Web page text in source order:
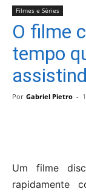
Filmes e Séries
O filme
tempo
Por Gabriel Pietro -
Um filme
rapidamente